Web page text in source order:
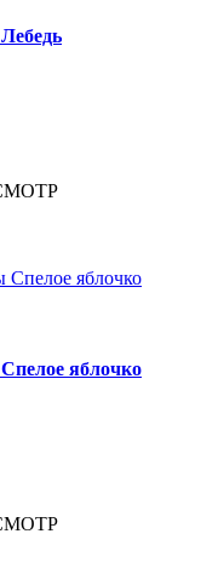
яблочко